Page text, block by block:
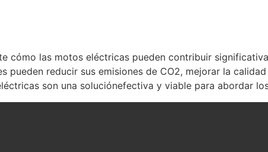
cómo las motos eléctricas pueden contribuir
reducir sus emisiones de CO2, mejorar la
son una soluciónefectiva y viable para abordar